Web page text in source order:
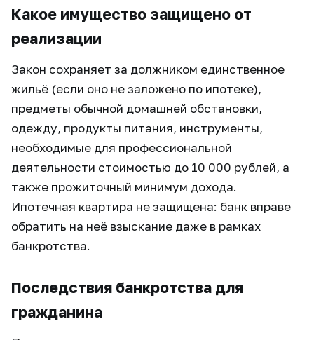
Какое имущество защищено от
реализации
Закон сохраняет за должником единственное
жильё (если оно не заложено по ипотеке),
предметы обычной домашней обстановки,
одежду, продукты питания, инструменты,
необходимые для профессиональной
деятельности стоимостью до 10 000 рублей, а
также прожиточный минимум дохода.
Ипотечная квартира не защищена: банк вправе
обратить на неё взыскание даже в рамках
банкротства.
Последствия банкротства для
гражданина